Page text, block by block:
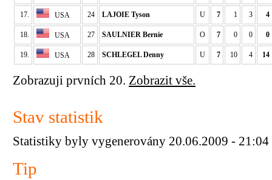
17. USA 24 LAJOIE Tyson U 7 1 3 4
18. USA 27 SAULNIER Bernie O 7 0 0 0
19. USA 28 SCHLEGEL Denny U 7 10 4 14
Zobrazuji prvních 20. Zobrazit vše.
Stav statistik
Statistiky byly vygenerovány 20.06.2009 - 21:04
Tip